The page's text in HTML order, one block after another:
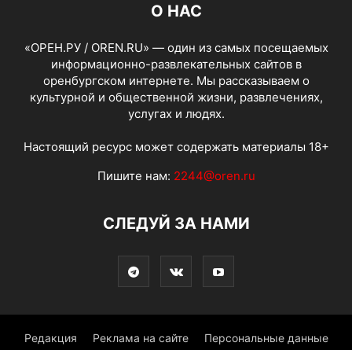
О НАС
«ОРЕН.РУ / OREN.RU» — один из самых посещаемых
информационно-развлекательных сайтов в
оренбургском интернете. Мы рассказываем о
культурной и общественной жизни, развлечениях,
услугах и людях.
Настоящий ресурс может содержать материалы 18+
Пишите нам: 2244@oren.ru
СЛЕДУЙ ЗА НАМИ
Редакция Реклама на сайте Персональные данные